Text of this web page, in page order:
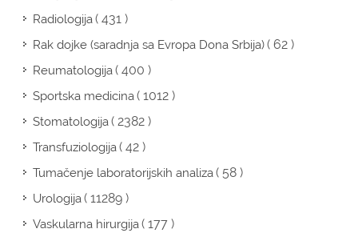
Radiologija( 431 )
Rak dojke (saradnja sa Evropa Dona Srbija)( 62 )
Reumatologija( 400 )
Sportska medicina( 1012 )
Stomatologija( 2382 )
Transfuziologija( 42 )
Tumačenje laboratorijskih analiza( 58 )
Urologija( 11289 )
Vaskularna hirurgija( 177 )